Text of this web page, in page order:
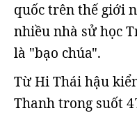
quốc trên thế giới
nhiều nhà sử học
là "bạo chúa".
Từ Hi Thái hậu
Thanh trong suốt